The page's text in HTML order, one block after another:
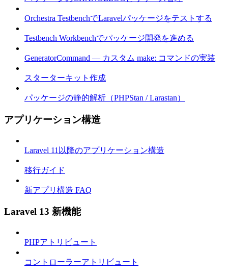
Orchestra TestbenchでLaravelパッケージをテストする
Testbench Workbenchでパッケージ開発を進める
GeneratorCommand — カスタム make: コマンドの実装
スターターキット作成
パッケージの静的解析（PHPStan / Larastan）
アプリケーション構造
Laravel 11以降のアプリケーション構造
移行ガイド
新アプリ構造 FAQ
Laravel 13 新機能
PHPアトリビュート
コントローラーアトリビュート